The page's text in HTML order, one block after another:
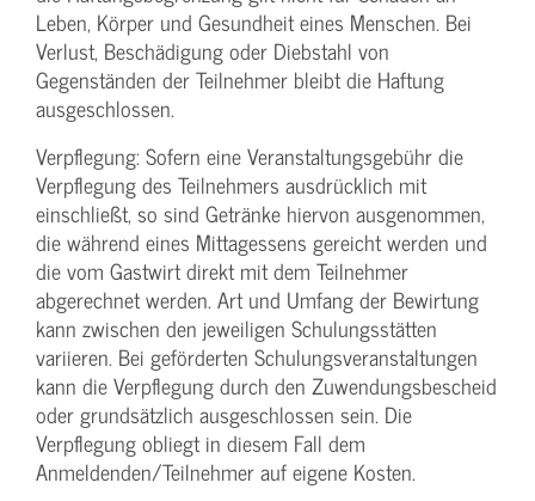
Leben, Körper und Gesundheit eines Menschen. Bei
Verlust, Beschädigung oder Diebstahl von
Gegenständen der Teilnehmer bleibt die Haftung
ausgeschlossen.
Verpflegung: Sofern eine Veranstaltungs­gebühr die
Verpflegung des Teilnehmers ausdrücklich mit
einschließt, so sind Getränke hiervon ausgenommen,
die während eines Mittagessens gereicht werden und
die vom Gastwirt direkt mit dem Teilnehmer
abgerechnet werden. Art und Umfang der Bewirtung
kann zwischen den jeweiligen Schulungsstätten
variieren. Bei geförderten Schulungs­veranstaltungen
kann die Verpflegung durch den Zuwendungs­bescheid
oder grundsätzlich ausgeschlossen sein. Die
Verpflegung obliegt in diesem Fall dem
Anmeldenden/­Teilnehmer auf eigene Kosten.